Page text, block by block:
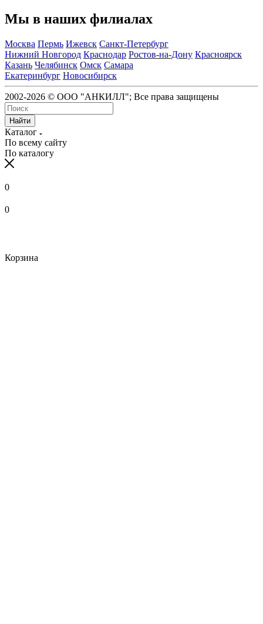
Мы в наших филиалах
Москва Пермь Ижевск Санкт-Петербург
Нижний Новгород Краснодар Ростов-на-Дону Красноярск
Казань Челябинск Омск Самара
Екатеринбург Новосибирск
2002-2026 © ООО "АНКИЛЛ"; Все права защищены
Найти
Каталог
По всему сайту
По каталогу
0
0
Корзина